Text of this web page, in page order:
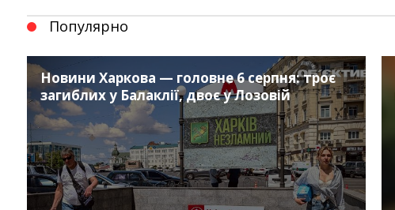
Популярно
Новини Харкова — головне 6 серпня: троє
загиблих у Балаклії, двоє у Лозовій
InstagramFacebook
TwitterYoutube